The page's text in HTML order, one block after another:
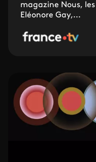
magazine Nous,
Eléonore Gay,...